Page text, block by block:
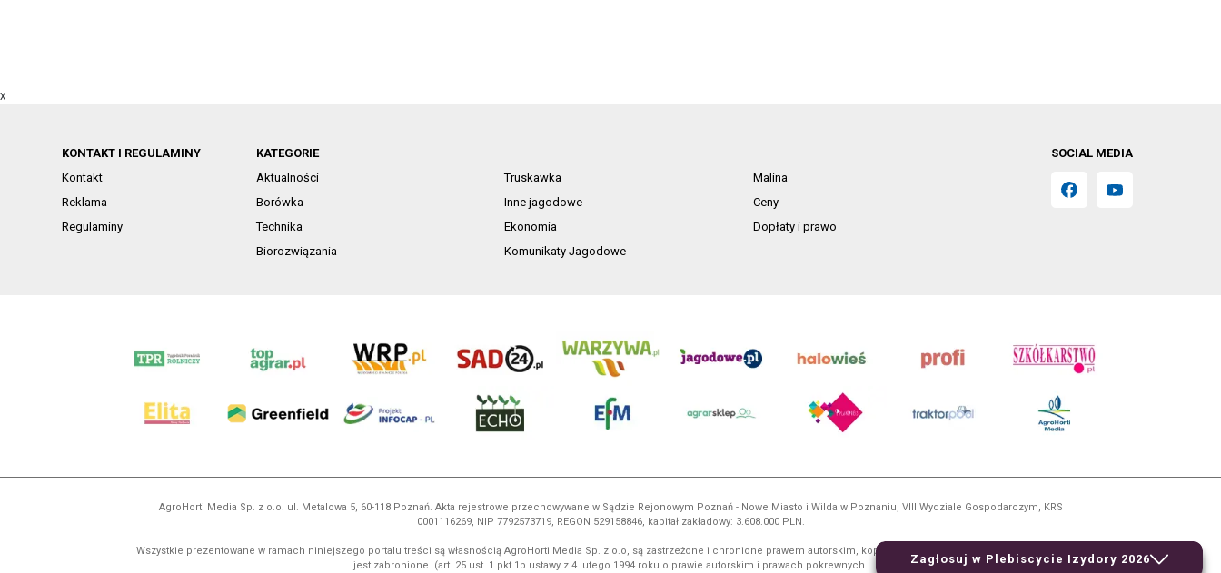
X
Zagłosuj w Plebiscycie Izydory 2026
KONTAKT I REGULAMINY
Kontakt
Reklama
Regulaminy
KATEGORIE
Aktualności
Truskawka
Malina
Borówka
Inne jagodowe
Ceny
Technika
Ekonomia
Dopłaty i prawo
Biorozwiązania
Komunikaty Jagodowe
SOCIAL MEDIA
AgroHorti Media Sp. z o.o. ul. Metalowa 5, 60-118 Poznań. Akta rejestrowe przechowywane w Sądzie Rejonowym Poznań - Nowe Miasto i Wilda w Poznaniu, VIII Wydziale Gospodarczym, KRS
0001116269, NIP 7792573719, REGON 529158846, kapitał zakładowy: 3.608.000 PLN.
Wszystkie prezentowane w ramach niniejszego portalu treści są własnością AgroHorti Media Sp. z o.o, są zastrzeżone i chronione prawem autorskim, kopiowanie i dalsze rozpowszechnianie treści
jest zabronione. (art. 25 ust. 1 pkt 1b ustawy z 4 lutego 1994 roku o prawie autorskim i prawach pokrewnych.